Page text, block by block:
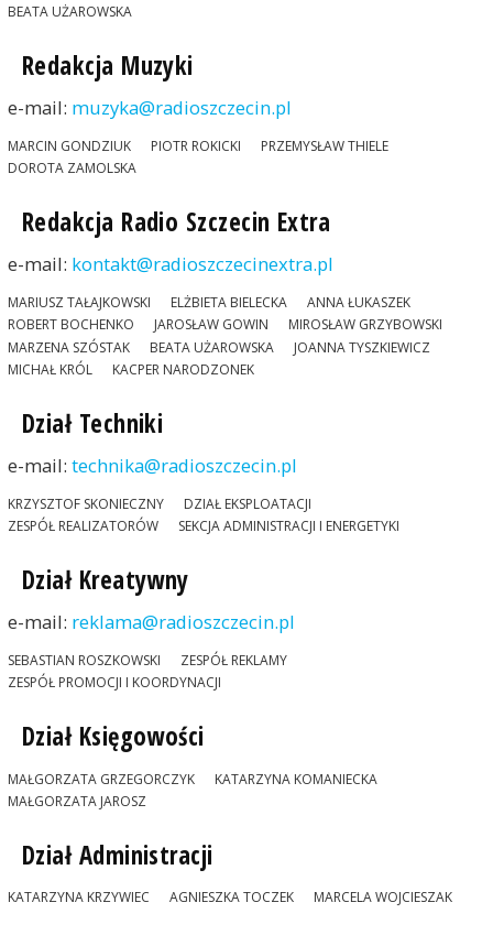
BEATA UŻAROWSKA
Redakcja Muzyki
e-mail: muzyka@radioszczecin.pl
MARCIN GONDZIUK PIOTR ROKICKI
PRZEMYSŁAW THIELE
DOROTA ZAMOLSKA
Redakcja Radio Szczecin Extra
e-mail: kontakt@radioszczecinextra.pl
MARIUSZ TAŁAJKOWSKI ELŻBIETA BIELECKA
ANNA ŁUKASZEK
ROBERT BOCHENKO
JAROSŁAW GOWIN
MIROSŁAW GRZYBOWSKI
MARZENA SZÓSTAK
BEATA UŻAROWSKA
JOANNA TYSZKIEWICZ
MICHAŁ KRÓL
KACPER NARODZONEK
Dział Techniki
e-mail: technika@radioszczecin.pl
KRZYSZTOF SKONIECZNY
DZIAŁ EKSPLOATACJI
ZESPÓŁ REALIZATORÓW
SEKCJA ADMINISTRACJI I ENERGETYKI
Dział Kreatywny
e-mail: reklama@radioszczecin.pl
SEBASTIAN ROSZKOWSKI
ZESPÓŁ REKLAMY
ZESPÓŁ PROMOCJI I KOORDYNACJI
Dział Księgowości
MAŁGORZATA GRZEGORCZYK
KATARZYNA KOMANIECKA
MAŁGORZATA JAROSZ
Dział Administracji
KATARZYNA KRZYWIEC AGNIESZKA TOCZEK MARCELA WOJCIESZAK